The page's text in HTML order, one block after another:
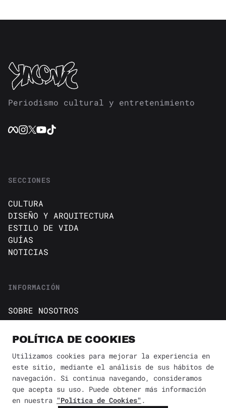
Periodismo cultural y entretenimiento
SECCIONES
CULTURA
DISEÑO Y ARQUITECTURA
ESTILO DE VIDA
GUÍAS
NOTICIAS
INFORMACIÓN
SOBRE NOSOTROS
CONTACTO
Política de cookies
✕
BÚSQUEDA
POLÍTICA DE COOKIES
Utilizamos cookies para mejorar la experiencia en
este sitio, mediante el análisis de sus hábitos de
navegación. Si continua navegando, consideramos
que acepta su uso. Puede obtener más información
en nuestra "Política de Cookies" .